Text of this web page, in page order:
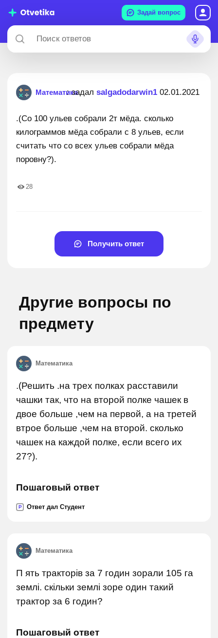
Задай вопрос
Математика: задал salgadodarwin1 02.01.2021
.(Со 100 ульев собрали 2т мёда. сколько
килограммов мёда собрали с 8 ульев, если
считать что со всех ульев собрали мёда
поровну?).
28
Получить ответ
Другие вопросы по
предмету
Математика
.(Решить .на трех полках расставили
чашки так, что на второй полке чашек в
двое больше ,чем на первой, а на третей
втрое больше ,чем на второй. сколько
чашек на каждой полке, если всего их
27?).
Пошаговый ответ
P Ответ дал Студент
Математика
П ять тракторів за 7 годин зорали 105 га
землі. скільки землі зоре один такий
трактор за 6 годин?
Пошаговый ответ